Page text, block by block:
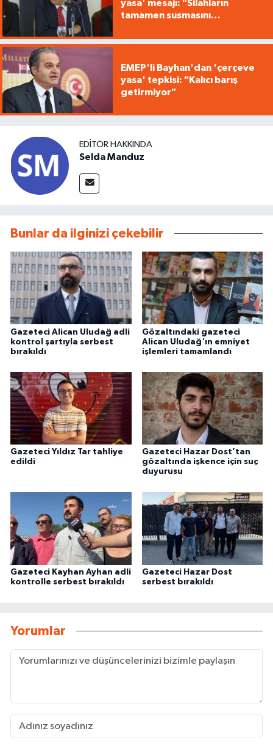
yasa' mesajı: "Silahların
tamamen susmasını
EMEP'li Bayhan'dan 'çerçeve
yasa' tepkisi: "Kalıcı barış
getirmiyor"
EDITÖR HAKKINDA
Selda Manduz
Bunlar da ilginizi çekebilir
Gazeteci Alican Uludağ adli
kontrol şartıyla serbest
bırakıldı
Gözaltındaki gazeteci
Alican Uludağ'ın emniyet
işlemleri tamamlandı
Gazeteci Yıldız Tar tahliye
edildi
Gazeteci Hazar Dost’tan
gözaltında işkence için suç
duyurusu
Gazeteci Kayhan Ayhan adli
kontrolle serbest bırakıldı
Gazeteci Hazar Dost
serbest bırakıldı
Yorumlar